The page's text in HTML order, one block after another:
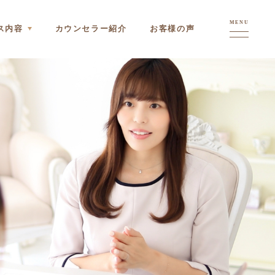
内容 カウンセラー紹介 お客様の声
MENU